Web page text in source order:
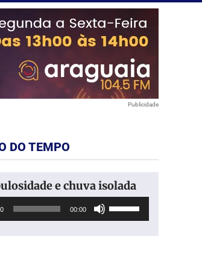
Publicidade
DO TEMPO
e chuva isolada
00:00